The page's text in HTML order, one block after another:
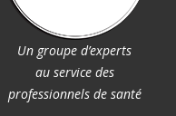
Un groupe d’experts
au service des
professionnels de santé